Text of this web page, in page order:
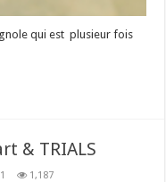
qui est plusieur fois
& TRIALS
1 1,187